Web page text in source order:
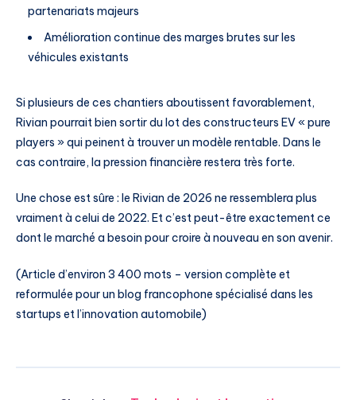
partenariats majeurs
Amélioration continue des marges brutes sur les
véhicules existants
Si plusieurs de ces chantiers aboutissent favorablement,
Rivian pourrait bien sortir du lot des constructeurs EV « pure
players » qui peinent à trouver un modèle rentable. Dans le
cas contraire, la pression financière restera très forte.
Une chose est sûre : le Rivian de 2026 ne ressemblera plus
vraiment à celui de 2022. Et c’est peut-être exactement ce
dont le marché a besoin pour croire à nouveau en son avenir.
(Article d’environ 3 400 mots – version complète et
reformulée pour un blog francophone spécialisé dans les
startups et l’innovation automobile)